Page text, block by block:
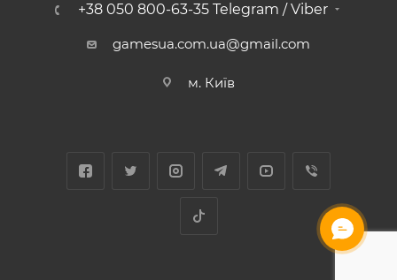
+38 050 800-63-35 Telegram / Viber
gamesua.com.ua@gmail.com
м. Київ